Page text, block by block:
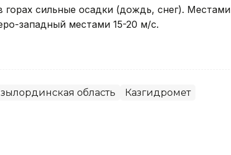
горах сильные осадки (дождь, снег). Местами
западный местами 15-20 м/с.
область
Казгидромет